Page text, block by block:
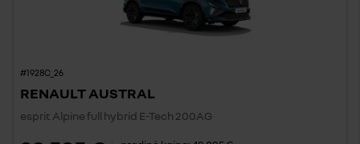
#1928C_26
RENAULT AUSTRAL
esprit Alpine full hybrid E-Tech 200AG